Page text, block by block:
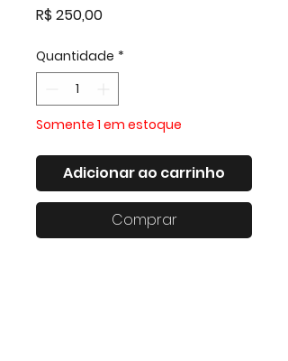
R$ 250,00Preço
Quantidade *
Somente 1 em estoque
Adicionar ao carrinho
Comprar